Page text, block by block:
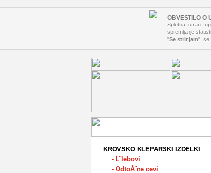
OBVESTILO O
Spletna stran
spremljanje
"Se strinjam", se
KROVSKO KLEPARSKI IZDELKI
- Ĺ˝lebovi
- OdtoĂ¨ne cevi